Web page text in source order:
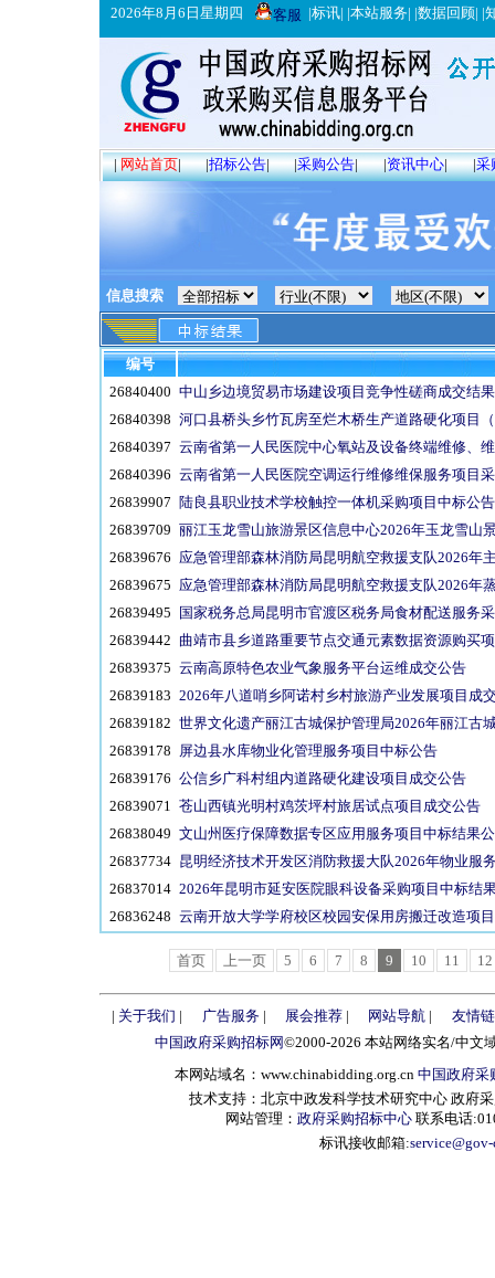
2026年8月6日星期四 客服 |标讯| |本站服务| |数据回顾| |
|网站首页| |招标公告| |采购公告| |资讯中心| |采
信息搜索
编号
26840400 中山乡边境贸易市场建设项目竞争性磋商成交结
26840398 河口县桥头乡竹瓦房至烂木桥生产道路硬化项目
26840397 云南省第一人民医院中心氧站及设备终端维修、
26840396 云南省第一人民医院空调运行维修维保服务项目
26839907 陆良县职业技术学校触控一体机采购项目中标公告
26839709 丽江玉龙雪山旅游景区信息中心2026年玉龙雪山
26839676 应急管理部森林消防局昆明航空救援支队2026年
26839675 应急管理部森林消防局昆明航空救援支队2026年
26839495
国家税务总局昆明市官渡区税务局食材配送服务
26839442 曲靖市县乡道路重要节点交通元素数据资源购买
26839375 云南高原特色农业气象服务平台运维成交公告
26839183 2026年八道哨乡阿诺村乡村旅游产业发展项目成
26839182 世界文化遗产丽江古城保护管理局2026年丽江古
26839178 屏边县水库物业化管理服务项目中标公告
26839176 公信乡广科村组内道路硬化建设项目成交公告
26839071 苍山西镇光明村鸡茨坪村旅居试点项目成交公告
26838049 文山州医疗保障数据专区应用服务项目中标结果
26837734 昆明经济技术开发区消防救援大队2026年物业服
26837014 2026年昆明市延安医院眼科设备采购项目中标结
26836248 云南开放大学学府校区校园安保用房搬迁改造项
首页 上一页 5 6 7 8 9 10 11 12
| 关于我们 | 广告服务| 展会推荐| 网站导航 |
友情
中国政府采购招标网©2000-2026 本站网络实名/中文
本网站域名：www.chinabidding.org.cn 中国政府采
技术支持：北京中政发科学技术研究中心 政府
网站管理： 政府采购招标中心 联系电话
标讯接收邮箱: